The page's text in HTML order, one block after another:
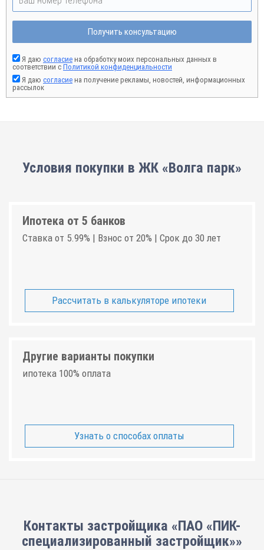
Получить консультацию
Я даю согласие на обработку моих персональных данных в
соответствии с Политикой конфиденциальности
Я даю согласие на получение рекламы, новостей, информационных
рассылок
Условия покупки в ЖК «Волга парк»
Ипотека от 5 банков
Ставка от 5.99% | Взнос от 20% | Срок до 30 лет
Рассчитать в калькуляторе ипотеки
Другие варианты покупки
ипотека 100% оплата
Узнать о способах оплаты
Контакты застройщика «ПАО «ПИК-
специализированный застройщик»»